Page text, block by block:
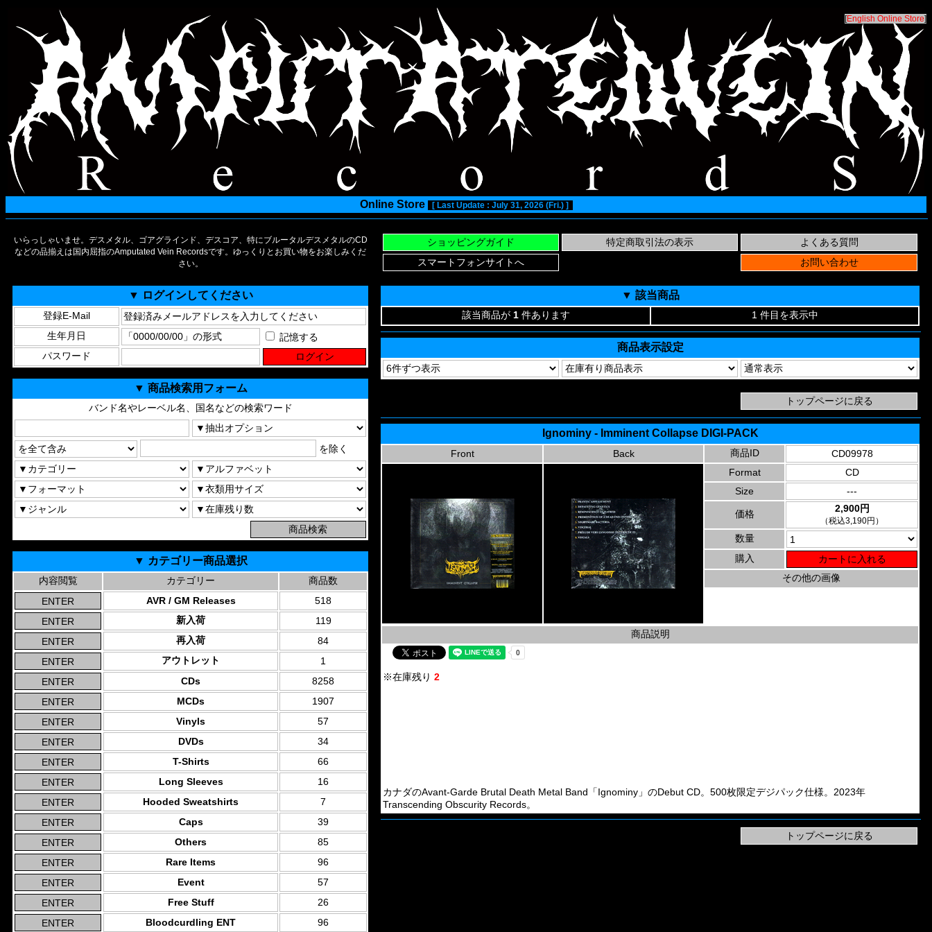
[English Online Store]
Online Store [ Last Update : July 31, 2026 (Fri.) ]
いらっしゃいませ。デスメタル、ゴアグラインド、デスコア、特にブルータルデスメタルのCD
などの品揃えは国内屈指のAmputated Vein Recordsです。ゆっくりとお買い物をお楽しみくだ
さい。
▼ ログインしてください
登録E-Mail
生年月日
記憶する
パスワード
▼ 商品検索用フォーム
バンド名やレーベル名、国名などの検索ワード
を除く
▼ カテゴリー商品選択
内容閲覧 カテゴリー
商品数
AVR / GM Releases
518
新入荷
119
再入荷
84
アウトレット
1
CDs
8258
MCDs
1907
Vinyls
57
DVDs
34
T-Shirts
66
Long Sleeves
16
Hooded Sweatshirts
7
Caps
39
Others
85
Rare Items
96
Event
57
Free Stuff
26
Bloodcurdling ENT
96
▼ 該当商品
該当商品が 1 件あります 1 件目を表示中
商品表示設定
Ignominy - Imminent Collapse DIGI-PACK
Front Back 商品ID
CD09978
Format
CD
Size
---
価格 2,900円
（税込3,190円）
数量
購入
その他の画像
商品説明
※在庫残り 2
カナダのAvant-Garde Brutal Death Metal Band「Ignominy」のDebut CD。500枚限定デジパック仕様。2023年
Transcending Obscurity Records。